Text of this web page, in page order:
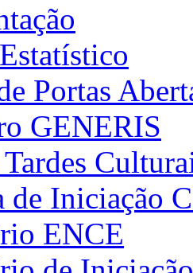
Portas
GENERIS
de Iniciação
ENCE